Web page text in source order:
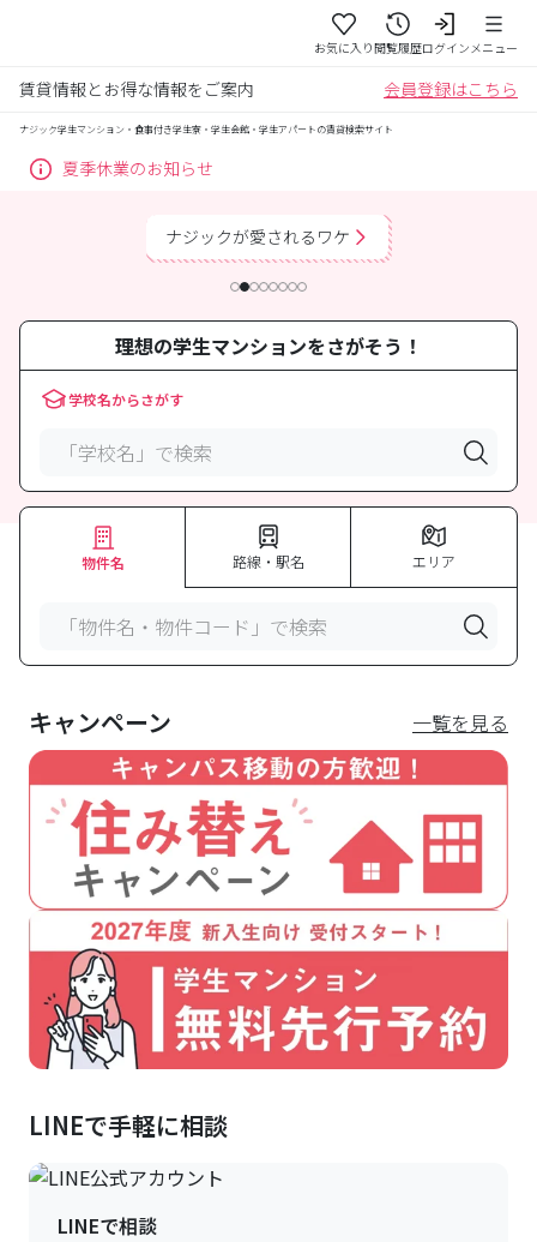
お気に入り閲覧履歴ログインメニュー
賃貸情報とお得な情報をご案内 会員登録はこちら
ナジック学生マンション・食事付き学生寮・学生会館・学生アパートの賃貸検索サイト
夏季休業のお知らせ
理想の学生マンションをさがそう！
学校名からさがす
「学校名」で検索
物件名 路線・駅名 エリア
「物件名・物件コード」で検索
キャンペーン 一覧を見る
LINEで手軽に相談
LINEで相談